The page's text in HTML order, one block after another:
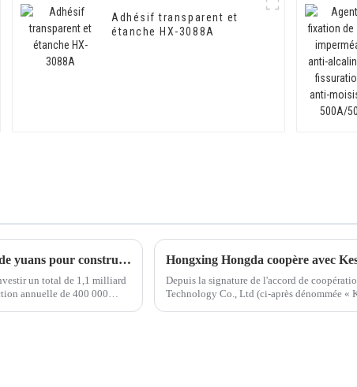
Adhésif transparent et
étanche HX-3088A
Hongxing Hongda prévoit d'investir 1,6 milliard de yuans pour construire une nouvelle usine de production d'émulsion d'une capacité de production de 510 000 tonnes par an.
un total de 1,1 milliard
annuelle de 400 000
Depuis la signature de l'accord de
Technology Co., Ltd (ci-après dénommée «